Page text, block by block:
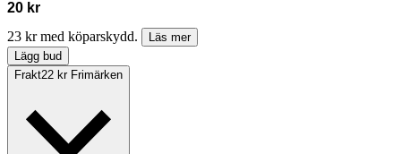
20 kr
23 kr med köparskydd.
Läs mer
Lägg bud
Frakt22 kr Frimärken